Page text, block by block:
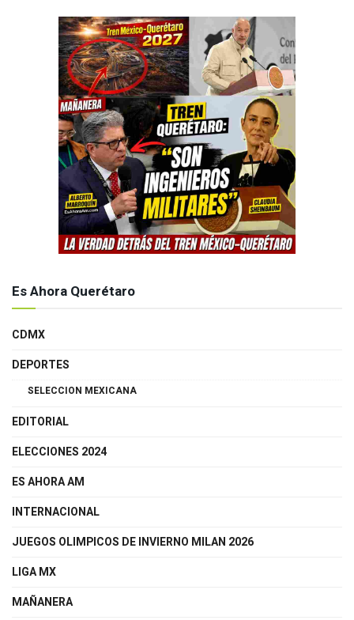
Es Ahora Querétaro
CDMX
DEPORTES
SELECCION MEXICANA
EDITORIAL
ELECCIONES 2024
ES AHORA AM
INTERNACIONAL
JUEGOS OLIMPICOS DE INVIERNO MILAN 2026
LIGA MX
MAÑANERA